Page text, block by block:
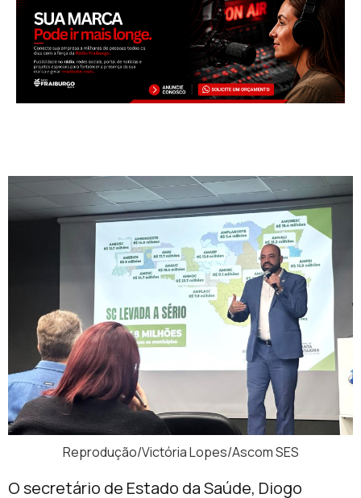
Reprodução/Victória Lopes/Ascom SES
O secretário de Estado da Saúde, Diogo